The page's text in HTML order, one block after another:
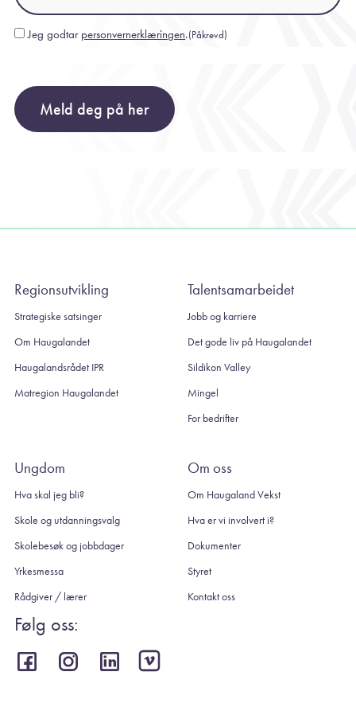
Consent(Påkrevd)
Jeg godtar personvernerklæringen.(Påkrevd)
Meld deg på her
Regionsutvikling
Strategiske satsinger
Om Haugalandet
Haugalandsrådet IPR
Matregion Haugalandet
Talentsamarbeidet
Jobb og karriere
Det gode liv på Haugalandet
Sildikon Valley
Mingel
For bedrifter
Ungdom
Hva skal jeg bli?
Skole og utdanningsvalg
Skolebesøk og jobbdager
Yrkesmessa
Rådgiver / lærer
Om oss
Om Haugaland Vekst
Hva er vi involvert i?
Dokumenter
Styret
Kontakt oss
Følg oss: